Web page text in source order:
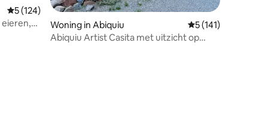
Gemiddelde beoordeling van 5 op 5, 124 recensies
5 (124)
Woning in Abiquiu Gemiddelde
5 (141)
Abiquiu Artist Casita met uitzicht op